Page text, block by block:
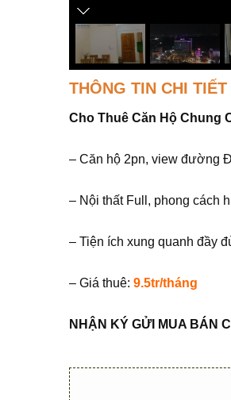
THÔNG TIN CHI TIẾT
Cho Thuê Căn Hộ Chung
– Căn hộ 2pn, view đường
– Nội thất Full, phong cách
– Tiện ích xung quanh đầy
– Giá thuê: 9.5tr/tháng
NHẬN KÝ GỬI MUA BÁN